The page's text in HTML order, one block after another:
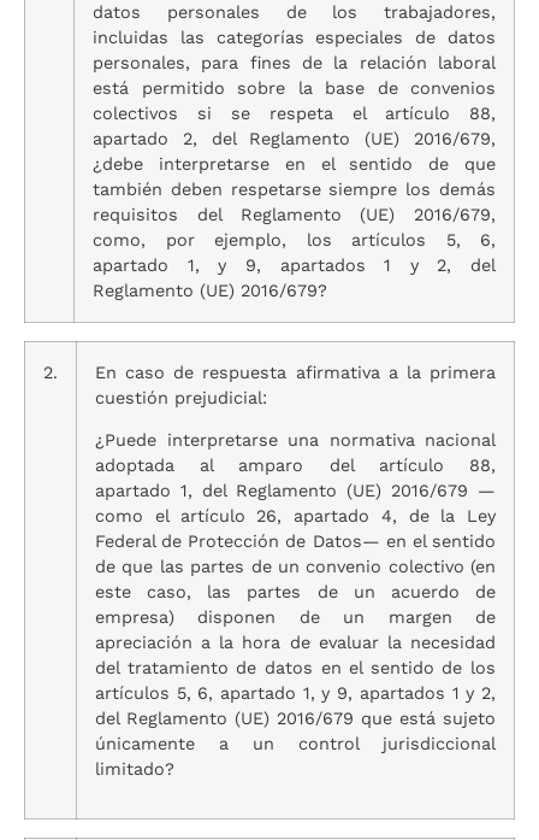
datos personales de los trabajadores,
incluidas las categorías especiales de datos
personales, para fines de la relación laboral
está permitido sobre la base de convenios
colectivos si se respeta el artículo 88,
apartado 2, del Reglamento (UE) 2016/679,
¿debe interpretarse en el sentido de que
también deben respetarse siempre los demás
requisitos del Reglamento (UE) 2016/679,
como, por ejemplo, los artículos 5, 6,
apartado 1, y 9, apartados 1 y 2, del
Reglamento (UE) 2016/679?
2.
En caso de respuesta afirmativa a la primera
cuestión prejudicial:
¿Puede interpretarse una normativa nacional
adoptada al amparo del artículo 88,
apartado 1, del Reglamento (UE) 2016/679 —
como el artículo 26, apartado 4, de la Ley
Federal de Protección de Datos— en el sentido
de que las partes de un convenio colectivo (en
este caso, las partes de un acuerdo de
empresa) disponen de un margen de
apreciación a la hora de evaluar la necesidad
del tratamiento de datos en el sentido de los
artículos 5, 6, apartado 1, y 9, apartados 1 y 2,
del Reglamento (UE) 2016/679 que está sujeto
únicamente a un control jurisdiccional
limitado?